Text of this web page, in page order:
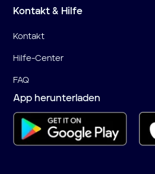
Kontakt & Hilfe
Kontakt
Hilfe-Center
FAQ
App herunterladen